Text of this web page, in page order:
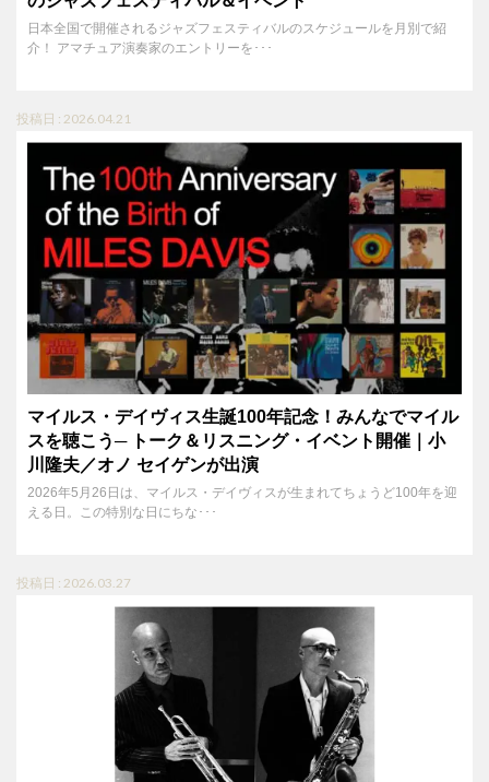
日本全国で開催されるジャズフェスティバルのスケジュールを月別で紹
介！ アマチュア演奏家のエントリーを･･･
投稿日 : 2026.04.21
マイルス・デイヴィス生誕100年記念！みんなでマイル
スを聴こう─ トーク＆リスニング・イベント開催｜小
川隆夫／オノ セイゲンが出演
2026年5月26日は、マイルス・デイヴィスが生まれてちょうど100年を迎
える日。この特別な日にちな･･･
投稿日 : 2026.03.27